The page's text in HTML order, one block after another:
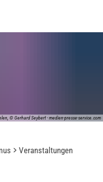
© Gerhard Seybert - medien-presse-service.com
Veranstaltungen